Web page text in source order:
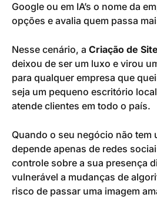
Google ou em IA’s o nome da
opções e avalia quem passa
Nesse cenário, a Criação de
deixou de ser um luxo e virou
para qualquer empresa que
seja um pequeno escritório
atende clientes em todo o país.
Quando o seu negócio não tem
depende apenas de redes
controle sobre a sua presença
vulnerável a mudanças de
risco de passar uma imagem